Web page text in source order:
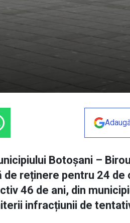
Botoșani –
de reținere pentru 24 de
46 de ani, din
infracțiunii de